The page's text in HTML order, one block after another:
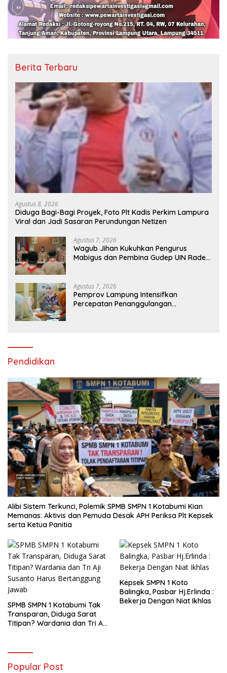
Berita Terbaru
Agustus 8, 2026
Diduga Bagi-Bagi Proyek, Foto Plt Kadis Perkim Lampura
Viral dan Jadi Sasaran Perundungan Netizen
Agustus 7, 2026
Wagub Jihan Kukuhkan Pengurus
Mabigus dan Pembina Gudep UIN Raden
Agustus 7, 2026
Pemprov Lampung Intensifkan
Percepatan Penanggulangan
Pendidikan
Alibi Sistem Terkunci, Polemik SPMB SMPN 1 Kotabumi Kian
Memanas: Aktivis dan Pemuda Desak APH Periksa Plt Kepsek
serta Ketua Panitia
SPMB SMPN 1 Kotabumi Tak
Transparan, Diduga Sarat
Titipan? Wardania dan Tri Aji
Kepsek SMPN 1 Koto
Balingka, Pasbar Hj.Erlinda :
Bekerja Dengan Niat Ikhlas
Popular Post